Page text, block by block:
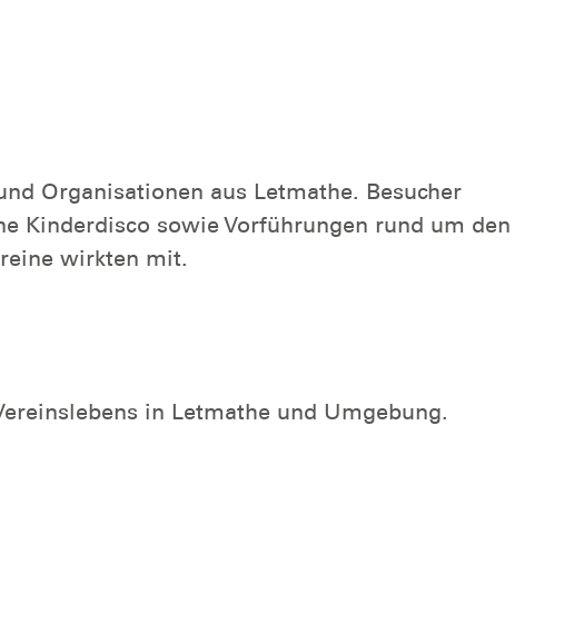
Organisationen aus Letmathe. Besucher
Kinderdisco sowie Vorführungen rund um den
wirkten mit.
in Letmathe und Umgebung.